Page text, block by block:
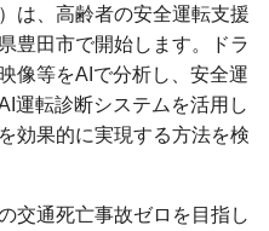
は、高齢者の安全運転支援
豊田市で開始します。ドラ
像等をAIで分析し、安全運
運転診断システムを活用し
効果的に実現する方法を検
交通死亡事故ゼロを目指し